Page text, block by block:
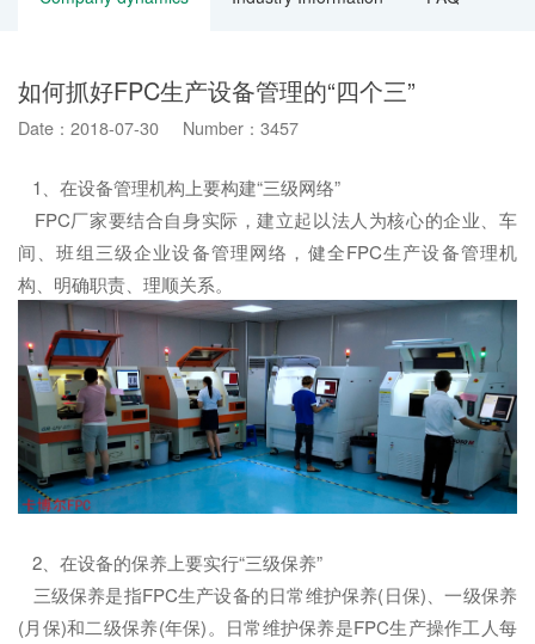
如何抓好FPC生产设备管理的“四个三”
Date：2018-07-30 Number：3457
1、在设备管理机构上要构建“三级网络”
FPC厂家要结合自身实际，建立起以法人为核心的企业、车
间、班组三级企业设备管理网络，健全FPC生产设备管理机
构、明确职责、理顺关系。
2、在设备的保养上要实行“三级保养”
三级保养是指FPC生产设备的日常维护保养(日保)、一级保养
(月保)和二级保养(年保)。日常维护保养是FPC生产操作工人每